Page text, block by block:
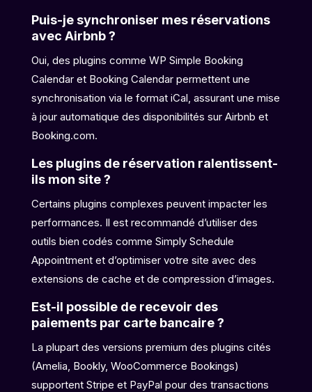
Puis-je synchroniser mes réservations
avec Airbnb ?
Oui, des plugins comme WP Simple Booking
Calendar et Booking Calendar permettent une
synchronisation via le format iCal, assurant une mise
à jour automatique des disponibilités sur Airbnb et
Booking.com.
Les plugins de réservation ralentissent-
ils mon site ?
Certains plugins complexes peuvent impacter les
performances. Il est recommandé d’utiliser des
outils bien codés comme Simply Schedule
Appointment et d’optimiser votre site avec des
extensions de cache et de compression d’images.
Est-il possible de recevoir des
paiements par carte bancaire ?
La plupart des versions premium des plugins cités
(Amelia, Bookly, WooCommerce Bookings)
supportent Stripe et PayPal pour des transactions